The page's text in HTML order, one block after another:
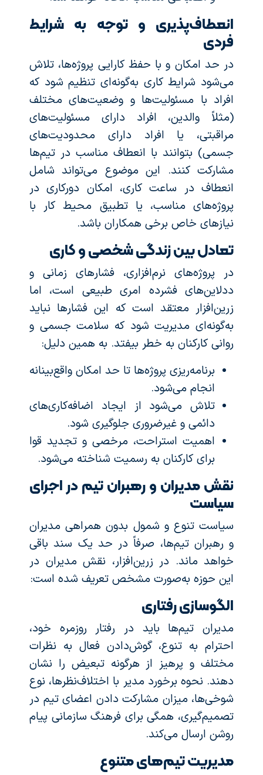
انعطاف‌پذیری و توجه به شرایط
فردی
در حد امکان و با حفظ کارایی پروژه‌ها، تلاش
می‌شود شرایط کاری به‌گونه‌ای تنظیم شود که
افراد با مسئولیت‌ها و وضعیت‌های مختلف
(مثلاً والدین، افراد دارای مسئولیت‌های
مراقبتی، یا افراد دارای محدودیت‌های
جسمی) بتوانند با انعطاف مناسب در تیم‌ها
مشارکت کنند. این موضوع می‌تواند شامل
انعطاف در ساعت کاری، امکان دورکاری در
پروژه‌های مناسب، یا تطبیق محیط کار با
نیازهای خاص برخی همکاران باشد.
تعادل بین زندگی شخصی و کاری
در پروژه‌های نرم‌افزاری، فشارهای زمانی و
ددلاین‌های فشرده امری طبیعی است، اما
زرین‌افزار معتقد است که این فشارها نباید
به‌گونه‌ای مدیریت شود که سلامت جسمی و
روانی کارکنان به خطر بیفتد. به همین دلیل:
برنامه‌ریزی پروژه‌ها تا حد امکان واقع‌بینانه
انجام می‌شود.
تلاش می‌شود از ایجاد اضافه‌کاری‌های
دائمی و غیرضروری جلوگیری شود.
اهمیت استراحت، مرخصی و تجدید قوا
برای کارکنان به رسمیت شناخته می‌شود.
نقش مدیران و رهبران تیم در اجرای
سیاست
سیاست تنوع و شمول بدون همراهی مدیران
و رهبران تیم‌ها، صرفاً در حد یک سند باقی
خواهد ماند. در زرین‌افزار، نقش مدیران در
این حوزه به‌صورت مشخص تعریف شده است:
الگوسازی رفتاری
مدیران تیم‌ها باید در رفتار روزمره خود،
احترام به تنوع، گوش‌دادن فعال به نظرات
مختلف و پرهیز از هرگونه تبعیض را نشان
دهند. نحوه برخورد مدیر با اختلاف‌نظرها، نوع
شوخی‌ها، میزان مشارکت دادن اعضای تیم در
تصمیم‌گیری، همگی برای فرهنگ سازمانی پیام
روشن ارسال می‌کند.
مدیریت تیم‌های متنوع